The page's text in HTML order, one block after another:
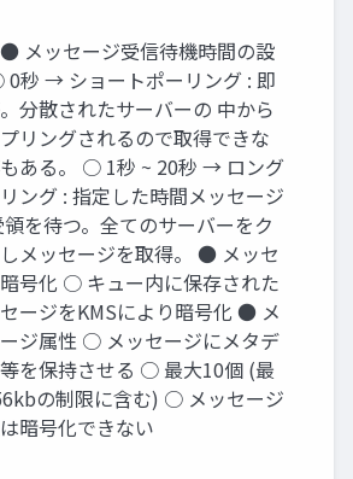
メッセージ受信待機時間の設
秒 → ショートポーリング : 即
分散されたサーバーの 中から
リングされるので取得できな
ある。 ○ 1秒 ~ 20秒 → ロング
ング : 指定した時間メッセージ
領を待つ。全てのサーバーをク
メッセージを取得。 ● メッセ
号化 ○ キュー内に保存された
ージをKMSにより暗号化 ● メ
ジ属性 ○ メッセージにメタデ
を保持させる ○ 最大10個 (最
の制限に含む) ○ メッセージ
暗号化できない